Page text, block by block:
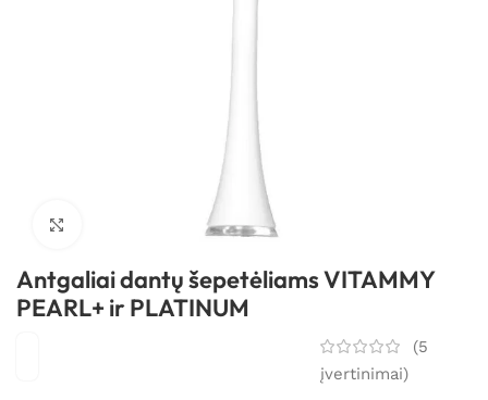
Spustelėkite, kad padidintumėte
Antgaliai dantų šepetėliams VITAMMY
PEARL+ ir PLATINUM
(5
įvertinimai)